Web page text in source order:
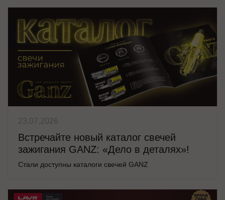
23.07.2026
Встречайте новый каталог свечей
зажигания GANZ: «Дело в деталях»!
Стали доступны каталоги свечей GANZ